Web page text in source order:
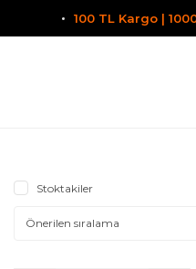
100 TL Kargo |
Stoktakiler